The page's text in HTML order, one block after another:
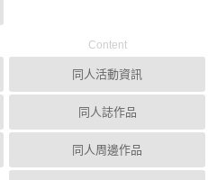
Content
同人活動資訊
同人誌作品
同人周邊作品